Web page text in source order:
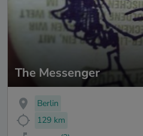
The Messenger
Berlin
129 km